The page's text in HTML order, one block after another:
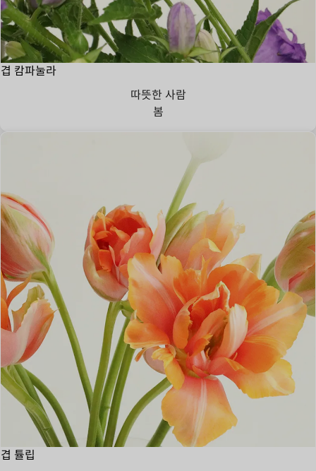
겹 캄파눌라
따뜻한 사람
봄
겹 튤립